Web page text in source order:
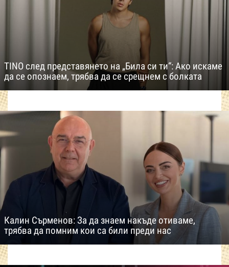
TINO след представянето на „Била си ти“: Ако искаме
да се опознаем, трябва да се срещнем с болката
Калин Сърменов: За да знаем накъде отиваме,
трябва да помним кои са били преди нас